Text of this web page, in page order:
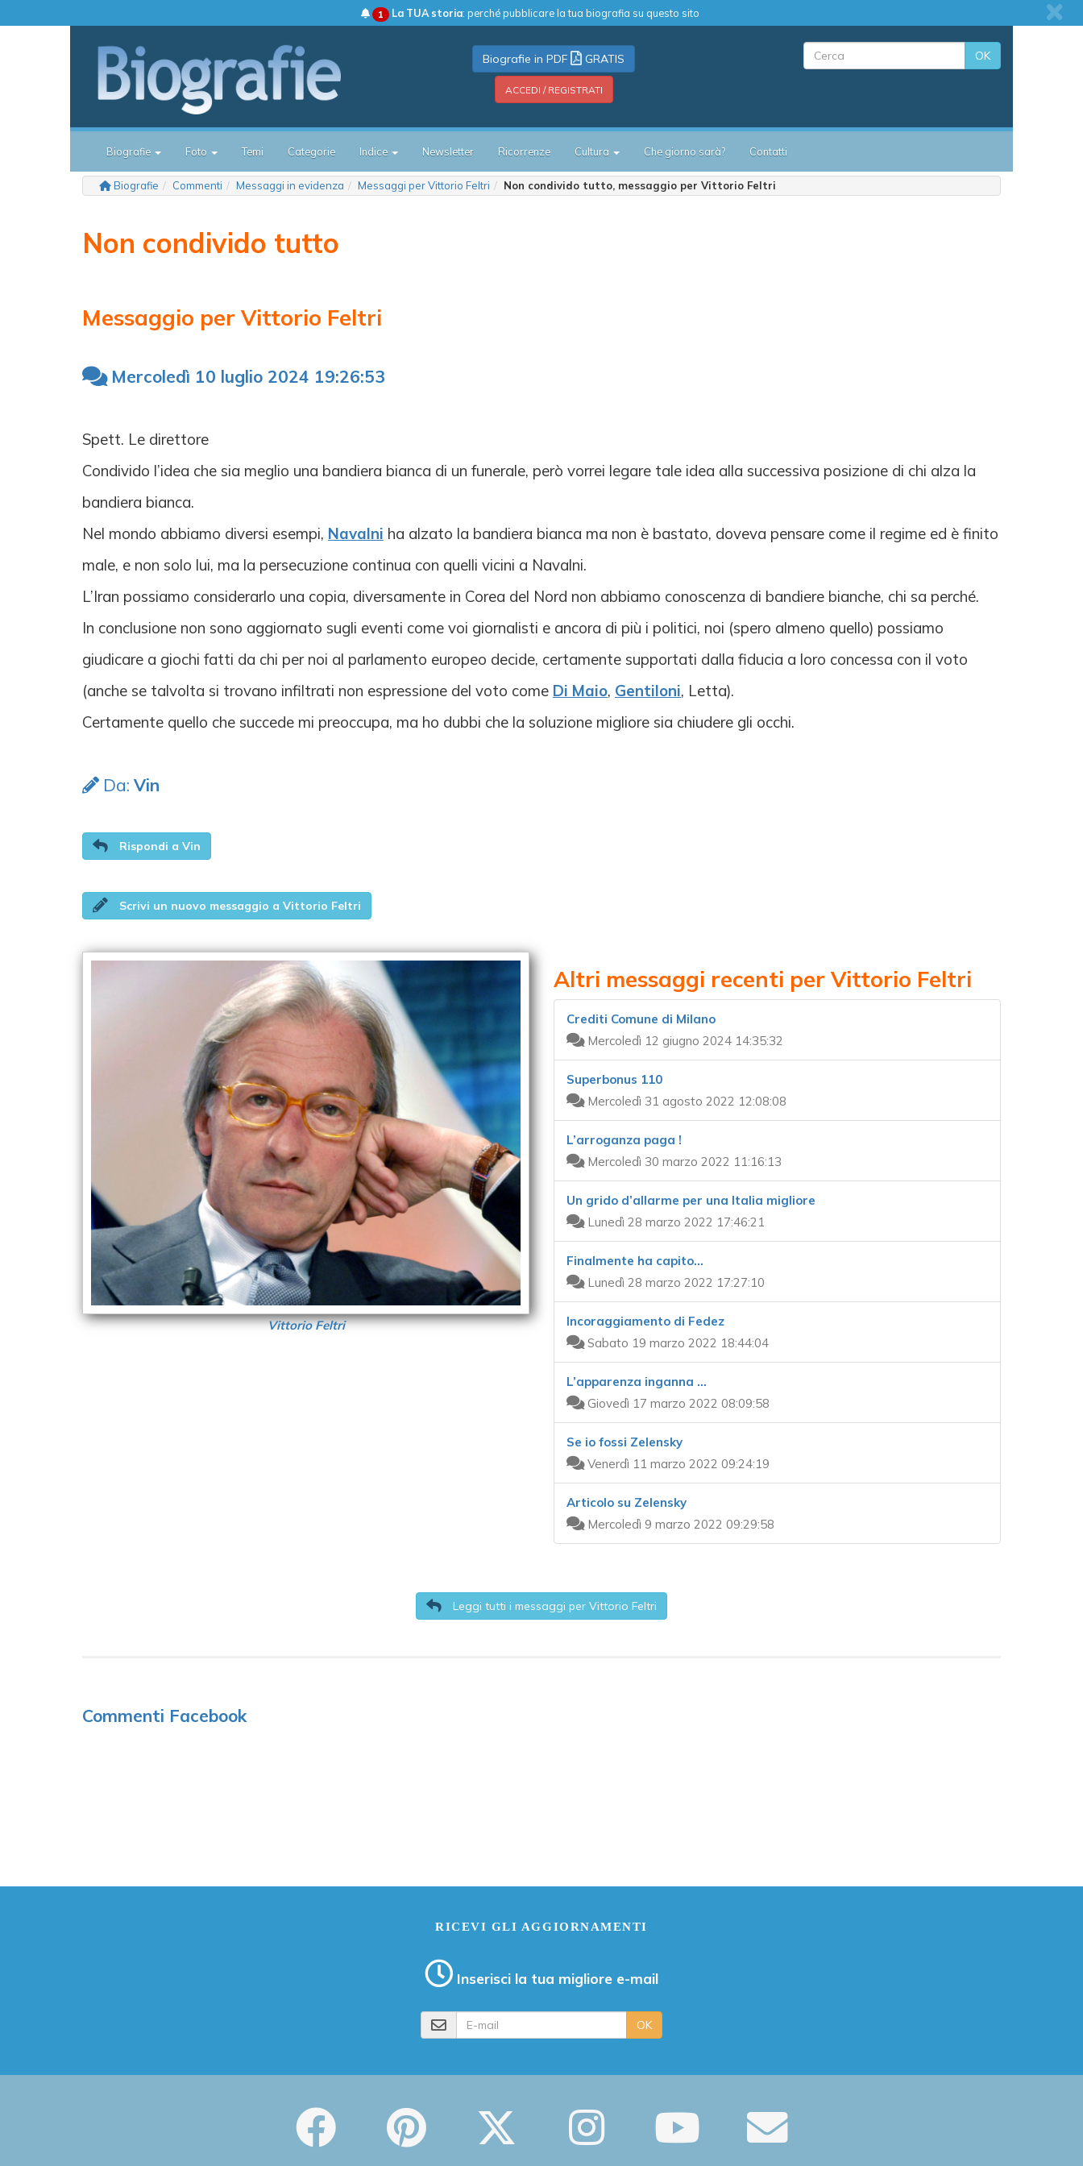
1 La TUA storia: perché pubblicare la tua biografia su questo sito
Biografie in PDF GRATIS
ACCEDI / REGISTRATI
OK
Biografie Foto Temi Categorie Indice Newsletter Ricorrenze Cultura Che giorno sarà? Contatti
Biografie Commenti Messaggi in evidenza Messaggi per Vittorio Feltri Non condivido tutto, messaggio per Vittorio Feltri
Non condivido tutto
Messaggio per Vittorio Feltri
Mercoledì 10 luglio 2024 19:26:53
Spett. Le direttore
Condivido l’idea che sia meglio una bandiera bianca di un funerale, però vorrei legare tale idea alla successiva posizione di chi alza la
bandiera bianca.
Nel mondo abbiamo diversi esempi, Navalni ha alzato la bandiera bianca ma non è bastato, doveva pensare come il regime ed è finito
male, e non solo lui, ma la persecuzione continua con quelli vicini a Navalni.
L’Iran possiamo considerarlo una copia, diversamente in Corea del Nord non abbiamo conoscenza di bandiere bianche, chi sa perché.
In conclusione non sono aggiornato sugli eventi come voi giornalisti e ancora di più i politici, noi (spero almeno quello) possiamo
giudicare a giochi fatti da chi per noi al parlamento europeo decide, certamente supportati dalla fiducia a loro concessa con il voto
(anche se talvolta si trovano infiltrati non espressione del voto come Di Maio, Gentiloni, Letta).
Certamente quello che succede mi preoccupa, ma ho dubbi che la soluzione migliore sia chiudere gli occhi.
Da: Vin
Rispondi a Vin
Scrivi un nuovo messaggio a Vittorio Feltri
Vittorio Feltri
Altri messaggi recenti per Vittorio Feltri
Crediti Comune di Milano
Mercoledì 12 giugno 2024 14:35:32
Superbonus 110
Mercoledì 31 agosto 2022 12:08:08
L’arroganza paga !
Mercoledì 30 marzo 2022 11:16:13
Un grido d’allarme per una Italia migliore
Lunedì 28 marzo 2022 17:46:21
Finalmente ha capito…
Lunedì 28 marzo 2022 17:27:10
Incoraggiamento di Fedez
Sabato 19 marzo 2022 18:44:04
L’apparenza inganna …
Giovedì 17 marzo 2022 08:09:58
Se io fossi Zelensky
Venerdì 11 marzo 2022 09:24:19
Articolo su Zelensky
Mercoledì 9 marzo 2022 09:29:58
Leggi tutti i messaggi per Vittorio Feltri
Commenti Facebook
RICEVI GLI AGGIORNAMENTI
Inserisci la tua migliore e-mail
OK